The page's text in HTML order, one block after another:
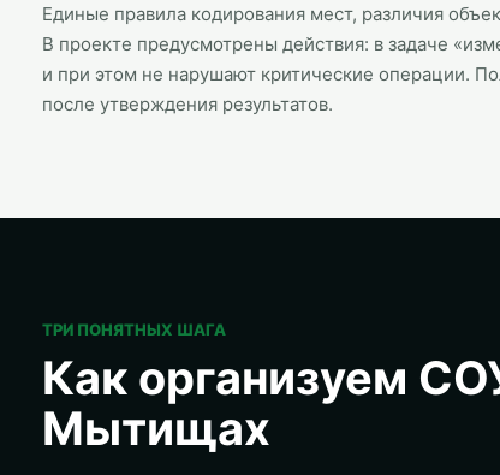
Единые правила кодирования мест, различия
В проекте предусмотрены действия: в задаче
и при этом не нарушают критические операции.
после утверждения результатов.
ТРИ ПОНЯТНЫХ ШАГА
Как организуем
Мытищах